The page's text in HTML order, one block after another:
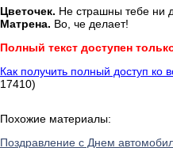
Цветочек. Не страшны тебе ни
Матрена. Во, че делает!
Полный текст доступен
Как получить полный доступ ко
17410)
Похожие материалы:
Поздравление с Днем